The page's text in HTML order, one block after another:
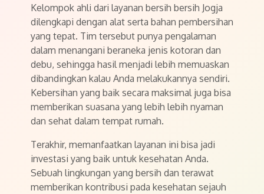
Kelompok ahli dari layanan bersih bersih Jogja
dilengkapi dengan alat serta bahan pembersihan
yang tepat. Tim tersebut punya pengalaman
dalam menangani beraneka jenis kotoran dan
debu, sehingga hasil menjadi lebih memuaskan
dibandingkan kalau Anda melakukannya sendiri.
Kebersihan yang baik secara maksimal juga bisa
memberikan suasana yang lebih lebih nyaman
dan sehat dalam tempat rumah.
Terakhir, memanfaatkan layanan ini bisa jadi
investasi yang baik untuk kesehatan Anda.
Sebuah lingkungan yang bersih dan terawat
memberikan kontribusi pada kesehatan sejauh